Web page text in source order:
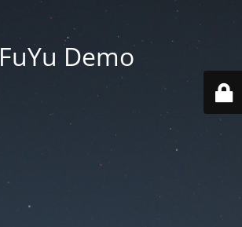
FuYu Demo